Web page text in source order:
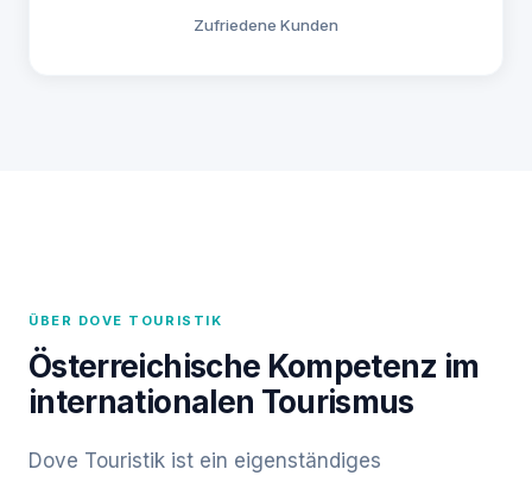
Zufriedene Kunden
ÜBER DOVE TOURISTIK
Österreichische Kompetenz im
internationalen Tourismus
Dove Touristik ist ein eigenständiges